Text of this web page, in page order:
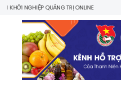
NGHIỆP QUẢNG TRỊ ONLINE